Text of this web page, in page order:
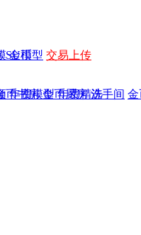
金币
年费模型 年费精选
SU模型 交易上传
币书房 金币厨房 洗手间 金